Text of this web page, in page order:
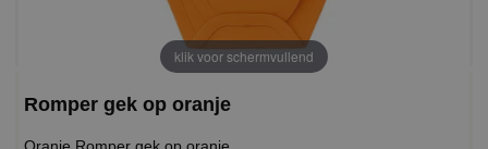
klik voor schermvullend
Romper gek op oranje